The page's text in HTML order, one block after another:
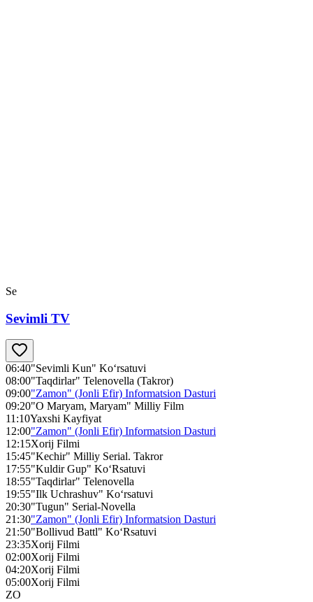
Se
Sevimli TV
06:40"Sevimli Kun" Ko‘rsatuvi
08:00"Taqdirlar" Telenovella (Takror)
09:00"Zamon" (Jonli Efir) Informatsion Dasturi
09:20"O Maryam, Maryam" Milliy Film
11:10Yaxshi Kayfiyat
12:00"Zamon" (Jonli Efir) Informatsion Dasturi
12:15Xorij Filmi
15:45"Kechir" Milliy Serial. Takror
17:55"Kuldir Gup" Ko‘Rsatuvi
18:55"Taqdirlar" Telenovella
19:55"Ilk Uchrashuv" Ko‘rsatuvi
20:30"Tugun" Serial-Novella
21:30"Zamon" (Jonli Efir) Informatsion Dasturi
21:50"Bollivud Battl" Ko‘Rsatuvi
23:35Xorij Filmi
02:00Xorij Filmi
04:20Xorij Filmi
05:00Xorij Filmi
ZO